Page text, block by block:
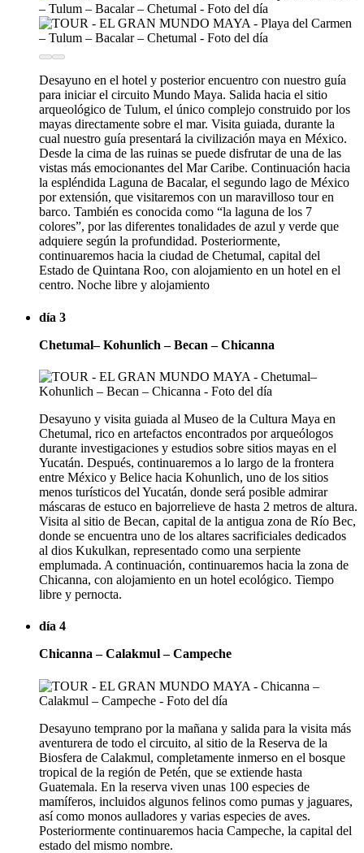
Desayuno en el hotel y posterior encuentro con nuestro guía
para iniciar el circuito Mundo Maya. Salida hacia el sitio
arqueológico de Tulum, el único complejo construido por los
mayas directamente sobre el mar. Visita guiada, durante la
cual nuestro guía presentará la civilización maya en México.
Desde la cima de las ruinas se puede disfrutar de una de las
vistas más emocionantes del Mar Caribe. Continuación hacia
la espléndida Laguna de Bacalar, el segundo lago de México
por extensión, que visitaremos con un maravilloso tour en
barco. También es conocida como “la laguna de los 7
colores”, por las diferentes tonalidades de azul y verde que
adquiere según la profundidad. Posteriormente,
continuaremos hacia la ciudad de Chetumal, capital del
Estado de Quintana Roo, con alojamiento en un hotel en el
centro. Noche libre y alojamiento
día 3
Chetumal– Kohunlich – Becan – Chicanna
Desayuno y visita guiada al Museo de la Cultura Maya en
Chetumal, rico en artefactos encontrados por arqueólogos
durante investigaciones y estudios sobre sitios mayas en el
Yucatán. Después, continuaremos a lo largo de la frontera
entre México y Belice hacia Kohunlich, uno de los sitios
menos turísticos del Yucatán, donde será posible admirar
máscaras de estuco en bajorrelieve de hasta 2 metros de altura.
Visita al sitio de Becan, capital de la antigua zona de Río Bec,
donde se encuentra uno de los altares sacrificiales dedicados
al dios Kukulkan, representado como una serpiente
emplumada. A continuación, continuaremos hacia la zona de
Chicanna, con alojamiento en un hotel ecológico. Tiempo
libre y pernocta.
día 4
Chicanna – Calakmul – Campeche
Desayuno temprano por la mañana y salida para la visita más
aventurera de todo el circuito, al sitio de la Reserva de la
Biosfera de Calakmul, completamente inmerso en el bosque
tropical de la región de Petén, que se extiende hasta
Guatemala. En la reserva viven unas 100 especies de
mamíferos, incluidos algunos felinos como pumas y jaguares,
así como monos aulladores y varias especies de aves.
Posteriormente continuaremos hacia Campeche, la capital del
estado del mismo nombre.